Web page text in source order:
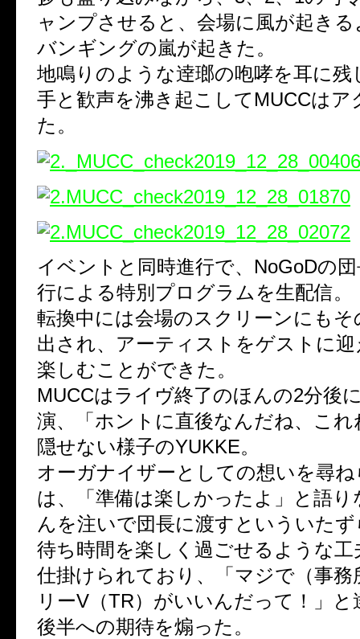
ャンプさせると、会場に風が起き
バンギングの嵐が起きた。
地鳴りのような逹瑯の咆哮を耳に残
手と歓声を沸き起こしてMUCCはア
た。
イベントと同時進行で、NoGoDの
行による特別プログラムを生配信。
転換中には会場のスクリーンにもそ
出され、アーティストをゲストに
楽しむことができた。
MUCCはライヴ終了のほんの2分後
演、「ホントに直後なんだね、こ
隠せない様子のYUKKE。
オーガナイザーとしての想いを尋
は、「準備は楽しかったよ」と語り
んを注いで団長に渡すといういた
待ち時間を楽しく過ごせるような
仕掛けられており、「マジで（事務
リーV（TR）がいいんだって！」と
後半への期待を煽った。